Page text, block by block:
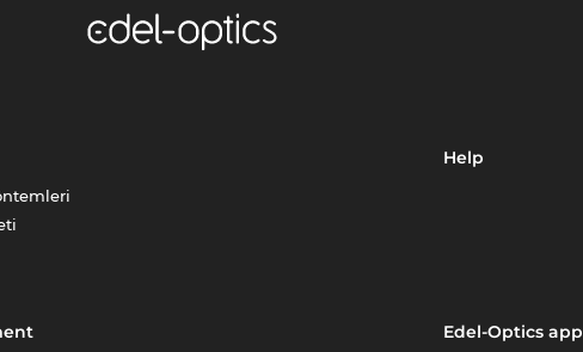
Help
Edel-Optics app